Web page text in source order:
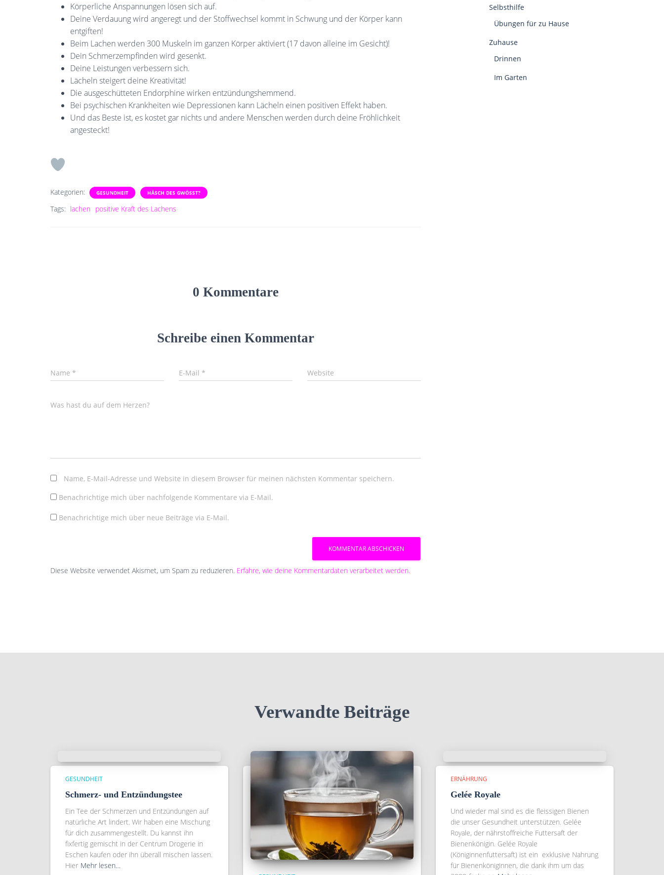
Körperliche Anspannungen lösen sich auf.
Deine Verdauung wird angeregt und der Stoffwechsel kommt in Schwung und der Körper kann
entgiften!
Beim Lachen werden 300 Muskeln im ganzen Körper aktiviert (17 davon alleine im Gesicht)!
Dein Schmerzempfinden wird gesenkt.
Deine Leistungen verbessern sich.
Lächeln steigert deine Kreativität!
Die ausgeschütteten Endorphine wirken entzündungshemmend.
Bei psychischen Krankheiten wie Depressionen kann Lächeln einen positiven Effekt haben.
Und das Beste ist, es kostet gar nichts und andere Menschen werden durch deine Fröhlichkeit
angesteckt!
Kategorien: GESUNDHEIT HÄSCH DES GWÖSST?
Tags: lachen positive Kraft des Lachens
0 Kommentare
Schreibe einen Kommentar
Name * E-Mail * Website
Was hast du auf dem Herzen?
Name, E-Mail-Adresse und Website in diesem Browser für meinen nächsten Kommentar speichern.
Benachrichtige mich über nachfolgende Kommentare via E-Mail.
Benachrichtige mich über neue Beiträge via E-Mail.
Diese Website verwendet Akismet, um Spam zu reduzieren. Erfahre, wie deine Kommentardaten verarbeitet werden.
Selbsthilfe
Übungen für zu Hause
Zuhause
Drinnen
Im Garten
Verwandte Beiträge
GESUNDHEIT
Schmerz- und Entzündungstee
Ein Tee der Schmerzen und Entzündungen auf
natürliche Art lindert. Wir haben eine Mischung
für dich zusammengestellt. Du kannst ihn
fixfertig gemischt in der Centrum Drogerie in
Eschen kaufen oder ihn überall mischen lassen.
Hier Mehr lesen…
ERNÄHRUNG
Gelée Royale
Und wieder mal sind es die fleissigen Bienen
die unser Gesundheit unterstützen. Gelée
Royale, der nährstoffreiche Futtersaft der
Bienenkönigin. Gelée Royale
(Königinnenfuttersaft) ist ein exklusive Nahrung
für Bienenköniginnen, die dank ihm um das